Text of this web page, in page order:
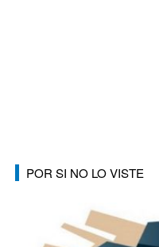
POR SI NO LO VISTE